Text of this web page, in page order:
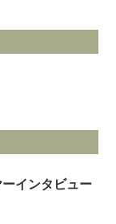
インタビュー